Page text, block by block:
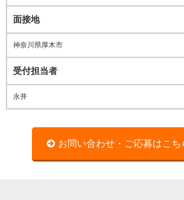
面接地
神奈川県厚木市
受付担当者
永井
お問い合わせ・ご応募はこち